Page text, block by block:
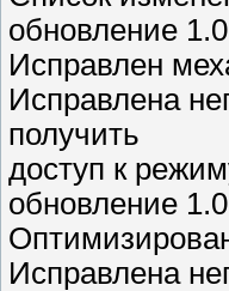
обновление
Исправлен
Исправлена
получить
доступ к
обновление
Исправлена